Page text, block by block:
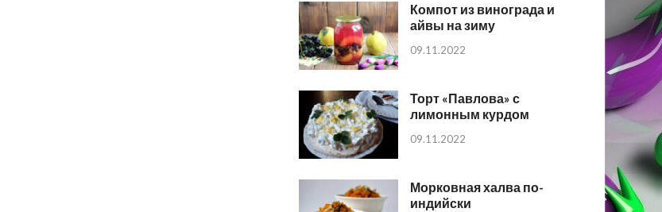
Компот из винограда и
айвы на зиму
09.11.2022
Торт «Павлова» с
лимонным курдом
09.11.2022
Морковная халва по-
индийски